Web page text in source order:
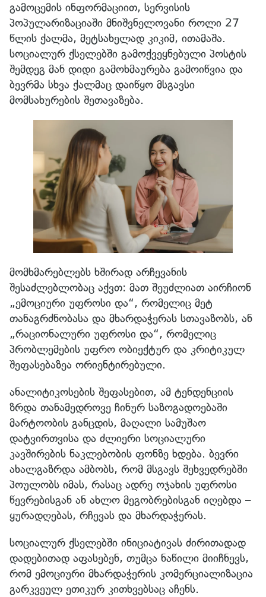
გამოცემის ინფორმაციით, სერვისის
პოპულარიზაციაში მნიშვნელოვანი როლი 27
წლის ქალმა, მეტსახელად კიკიმ, ითამაშა.
სოციალურ ქსელებში გამოქვეყნებული პოსტის
შემდეგ მან დიდი გამოხმაურება გამოიწვია და
ბევრმა სხვა ქალმაც დაიწყო მსგავსი
მომსახურების შეთავაზება.
მომხმარებლებს ხშირად არჩევანის
შესაძლებლობაც აქვთ: მათ შეუძლიათ აირჩიონ
„ემოციური უფროსი და“, რომელიც მეტ
თანაგრძნობასა და მხარდაჭერას სთავაზობს, ან
„რაციონალური უფროსი და“, რომელიც
პრობლემების უფრო ობიექტურ და კრიტიკულ
შეფასებაზეა ორიენტირებული.
ანალიტიკოსების შეფასებით, ამ ტენდენციის
ზრდა თანამედროვე ჩინურ საზოგადოებაში
მარტოობის განცდის, მაღალი სამუშაო
დატვირთვისა და ძლიერი სოციალური
კავშირების ნაკლებობის ფონზე ხდება. ბევრი
ახალგაზრდა ამბობს, რომ მსგავს შეხვედრებში
პოულობს იმას, რასაც ადრე ოჯახის უფროსი
წევრებისგან ან ახლო მეგობრებისგან იღებდა –
ყურადღებას, რჩევას და მხარდაჭერას.
სოციალურ ქსელებში ინიციატივას ძირითადად
დადებითად აფასებენ, თუმცა ნაწილი მიიჩნევს,
რომ ემოციური მხარდაჭერის კომერციალიზაცია
გარკვეულ ეთიკურ კითხვებსაც აჩენს.